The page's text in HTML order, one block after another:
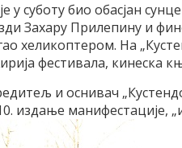
у суботу био обасјан
Захару Прилепину и
хеликоптером. На
фестивала, кинеска
и оснивач
издање манифестације,